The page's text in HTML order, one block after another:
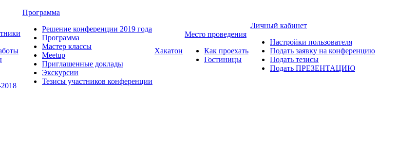
Программа
Решение конференции 2019 года
Программа
Мастер классы
Meetup
Приглашенные доклады
Экскурсии
Тезисы участников конференции
Хакатон
Место проведения
Как проехать
Гостиницы
Личный кабинет
Настройки пользователя
Подать заявку на конференцию
Подать тезисы
Подать ПРЕЗЕНТАЦИЮ